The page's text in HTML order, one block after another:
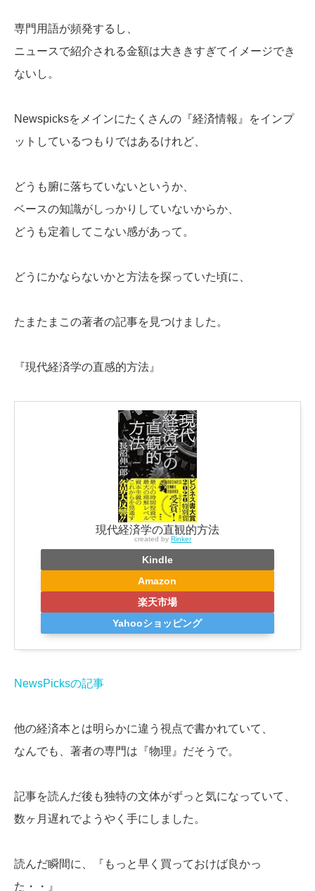
専門用語が頻発するし、
ニュースで紹介される金額は大ききすぎてイメージでき
ないし。
Newspicksをメインにたくさんの『経済情報』をインプ
ットしているつもりではあるけれど、
どうも腑に落ちていないというか、
ベースの知識がしっかりしていないからか、
どうも定着してこない感があって。
どうにかならないかと方法を探っていた頃に、
たまたまこの著者の記事を見つけました。
『現代経済学の直感的方法』
現代経済学の直観的方法
created by Rinker
Kindle
Amazon
楽天市場
Yahooショッピング
NewsPicksの記事
他の経済本とは明らかに違う視点で書かれていて、
なんでも、著者の専門は『物理』だそうで。
記事を読んだ後も独特の文体がずっと気になっていて、
数ヶ月遅れでようやく手にしました。
読んだ瞬間に、『もっと早く買っておけば良かっ
た・・』